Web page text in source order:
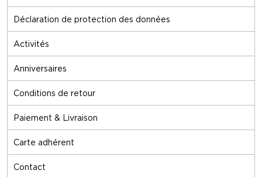
Déclaration de protection des données
Activités
Anniversaires
Conditions de retour
Paiement & Livraison
Carte adhérent
Contact